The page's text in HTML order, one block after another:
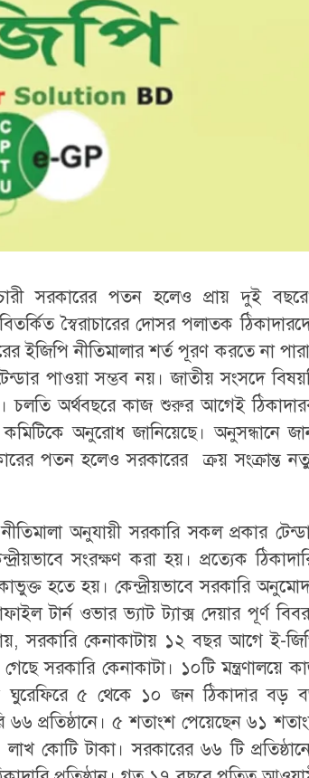
সরকারের পতন হলেও প্রায় দুই
স্বৈরাচারের দোসর পলাতক
ইজিপি নীতিমালার শর্ত পূরণ করতে না
পাওয়া সম্ভব নয়। জাতীয় সংসদে
অর্থবছরে কাজ শুরুর আগেই
অনুরোধ জানিয়েছে। অনুসন্ধানে
পতন হলেও সরকারের ক্রয় সংক্রান্ত
অনুযায়ী সরকারি সকল প্রকার
সংরক্ষণ করা হয়। প্রত্যেক
হতে হয়। কেন্দ্রীয়ভাবে সরকারি
টার্ন ওভার ভ্যাট ট্যাক্স দেয়ার পূর্ণ
সরকারি কেনাকাটায় ১২ বছর আগে ই-
সরকারি কেনাকাটা। ১০টি মন্ত্রণালয়ে
ঘুরেফিরে ৫ থেকে ১০ জন ঠিকাদার বড়
৬৬ প্রতিষ্ঠানে। ৫ শতাংশ পেয়েছেন ৬১
কোটি টাকা। সরকারের ৬৬ টি